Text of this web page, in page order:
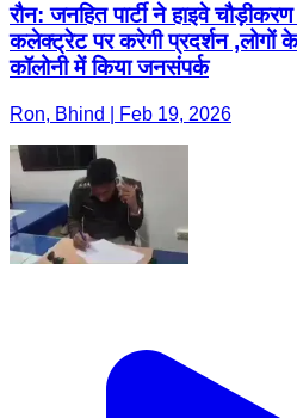
रौन: जनहित पार्टी ने हाइवे
कलेक्ट्रेट पर करेगी प्रदर्शन ,लोगों
कॉलोनी में किया जनसंपर्क
Ron, Bhind | Feb 19, 2026